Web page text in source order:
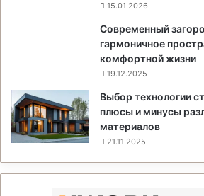
15.01.2026
Современный
гармоничное
комфортной жизни
19.12.2025
Выбор технологии
плюсы и минусы
материалов
21.11.2025